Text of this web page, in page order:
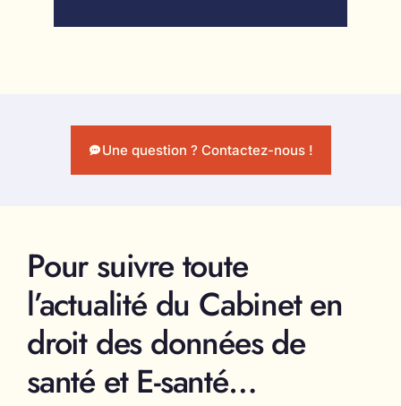
Une question ? Contactez-nous !
Pour suivre toute
l’actualité du Cabinet en
droit des données de
santé et E-santé…